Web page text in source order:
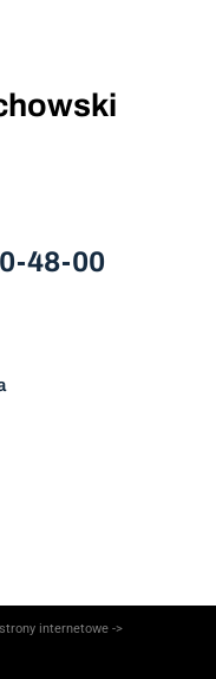
48-00
internetowe ->